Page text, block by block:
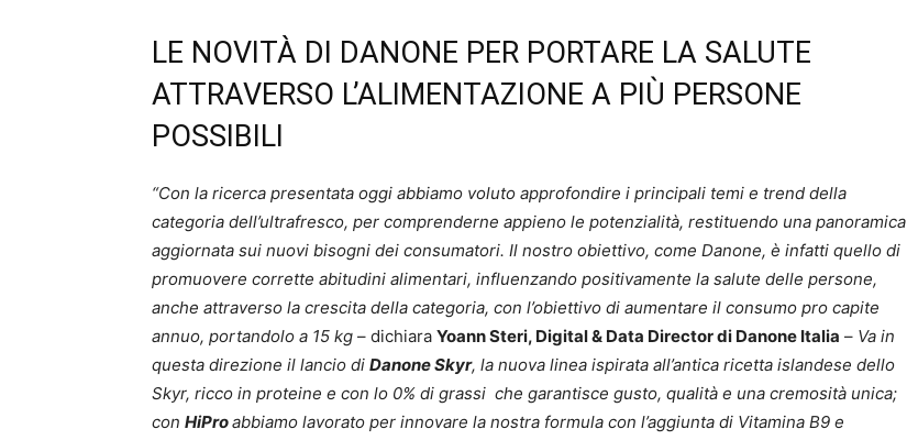
LE NOVITÀ DI DANONE PER PORTARE LA SALUTE
ATTRAVERSO L’ALIMENTAZIONE A PIÙ PERSONE
POSSIBILI
“Con la ricerca presentata oggi abbiamo voluto approfondire i principali temi e trend della
categoria dell’ultrafresco, per comprenderne appieno le potenzialità, restituendo una panoramica
aggiornata sui nuovi bisogni dei consumatori. Il nostro obiettivo, come Danone, è infatti quello di
promuovere corrette abitudini alimentari, influenzando positivamente la salute delle persone,
anche attraverso la crescita della categoria, con l’obiettivo di aumentare il consumo pro capite
annuo, portandolo a 15 kg – dichiara Yoann Steri, Digital & Data Director di Danone Italia – Va in
questa direzione il lancio di Danone Skyr, la nuova linea ispirata all’antica ricetta islandese dello
Skyr, ricco in proteine e con lo 0% di grassi che garantisce gusto, qualità e una cremosità unica;
con HiProabbiamo lavorato per innovare la nostra formula con l’aggiunta di Vitamina B9 e